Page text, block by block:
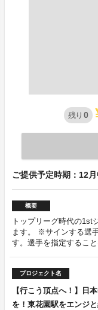
残り 0
ご提供予定時期：12
概要
トップリーグ時代の1st
ます。 ※サインする選
す。選手を指定すること
プロジェクト名
【行こう頂点へ！】日
を！東花園駅をエンジ